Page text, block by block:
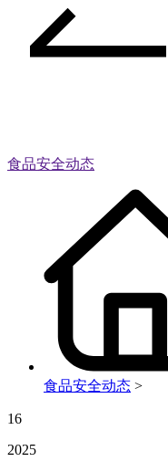
食品安全动态
食品安全动态 >
16
2025